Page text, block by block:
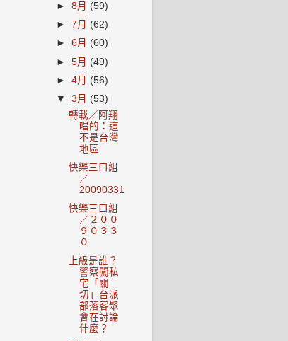
►8月 (59)
►7月 (62)
►6月 (60)
►5月 (49)
►4月 (56)
▼3月 (53)
轉載／阿翔
唱的：這
不是台灣
地區
快樂三口組
／
20090331
快樂三口組
／２００
９０３３
０
上級是誰？
警察闖私
宅「關
切」台派
部落客聚
會在討論
什麼？